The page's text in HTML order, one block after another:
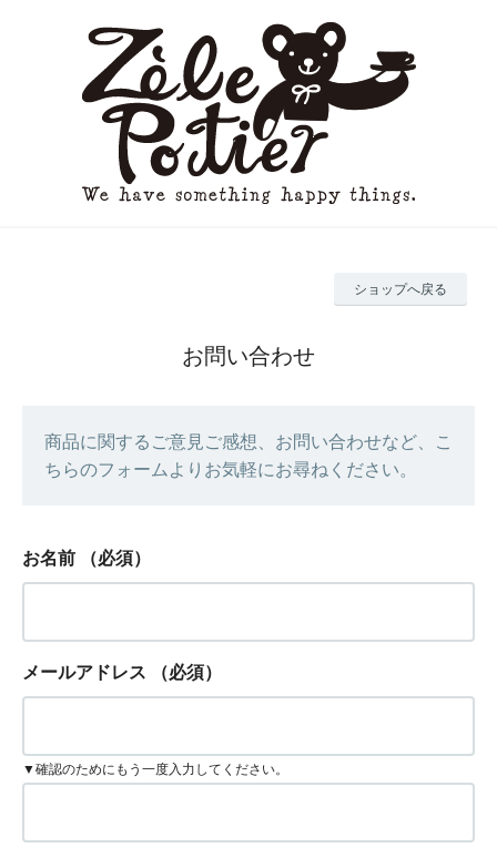
ショップへ戻る
お問い合わせ
商品に関するご意見ご感想、お問い合わせなど、こ
ちらのフォームよりお気軽にお尋ねください。
お名前 （必須）
メールアドレス （必須）
▼確認のためにもう一度入力してください。